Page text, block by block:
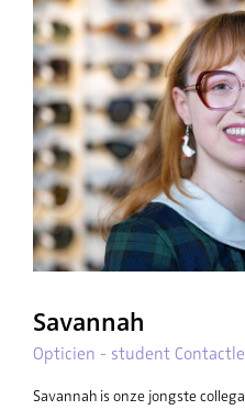
Savannah
Opticien - student
Savannah is onze jongste